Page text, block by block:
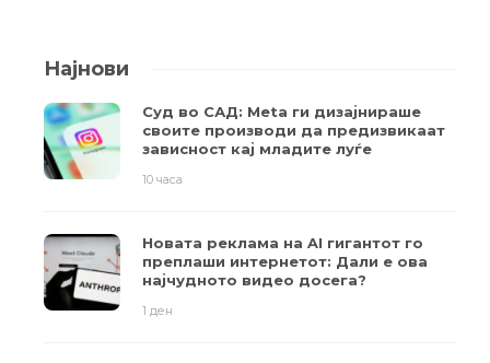
Најнови
Суд во САД: Meta ги дизајнираше
своите производи да предизвикаат
зависност кај младите луѓе
10 часа
Новата реклама на AI гигантот го
преплаши интернетот: Дали е ова
најчудното видео досега?
1 ден